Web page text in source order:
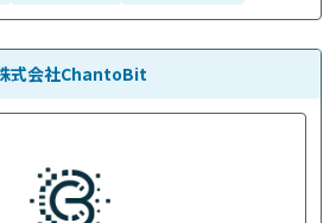
式会社ChantoBit